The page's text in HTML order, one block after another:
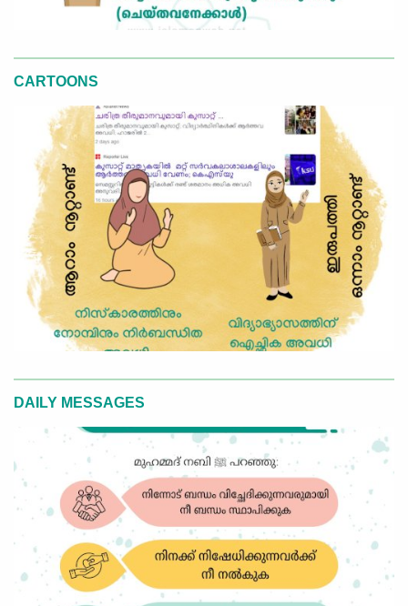
CARTOONS
DAILY MESSAGES